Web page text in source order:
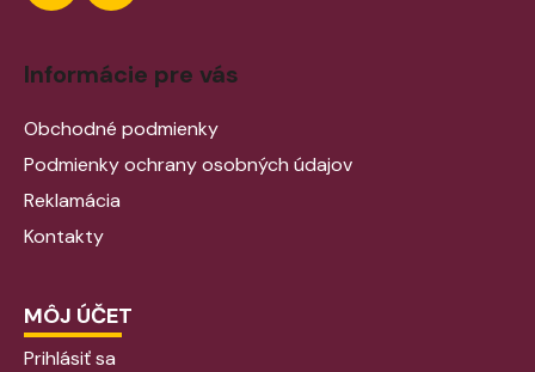
Informácie pre vás
Obchodné podmienky
Podmienky ochrany osobných údajov
Reklamácia
Kontakty
MÔJ ÚČET
Prihlásiť sa